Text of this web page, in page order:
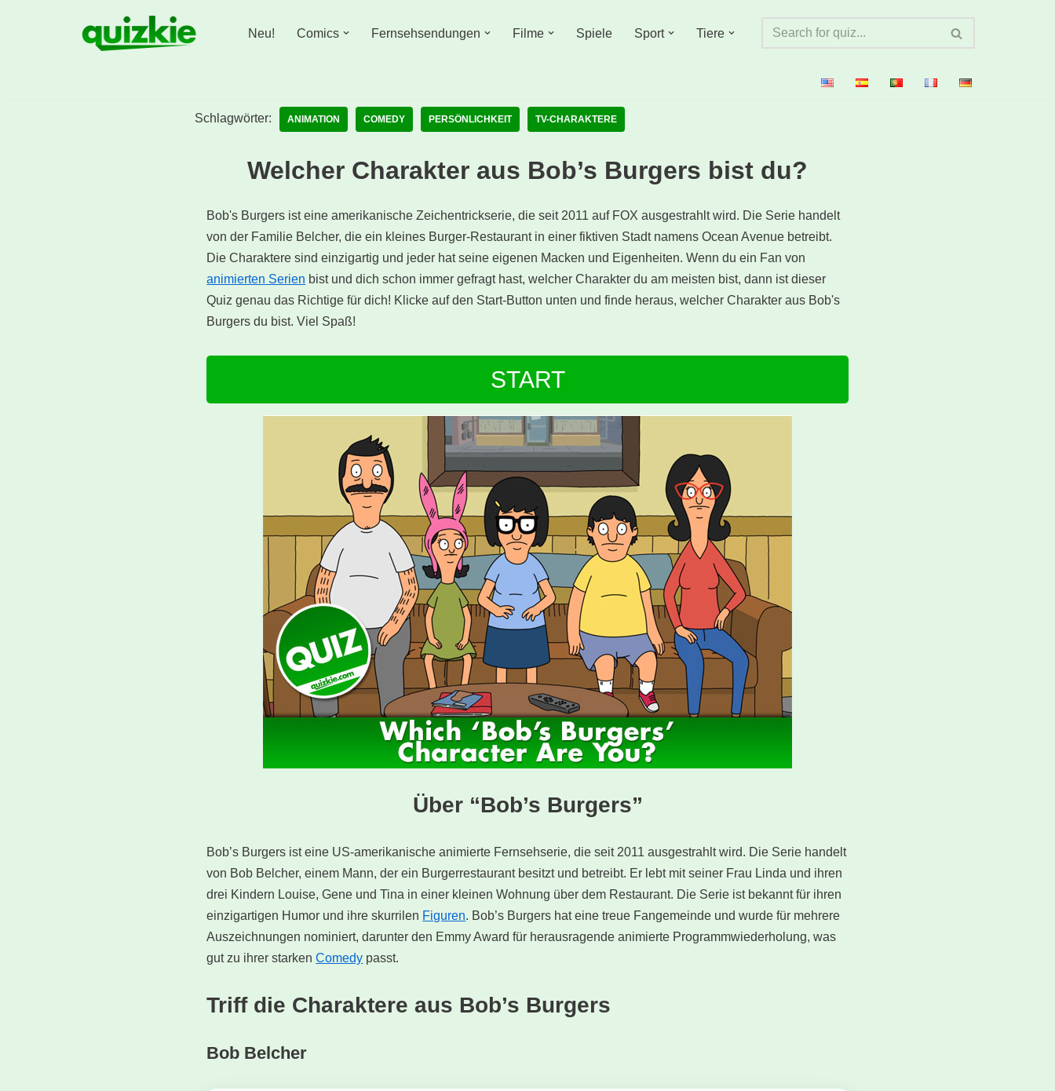
Neu! Comics Fernsehsendungen Filme Spiele Sport Tiere
Schlagwörter: ANIMATION COMEDY PERSÖNLICHKEIT TV-CHARAKTERE
Welcher Charakter aus Bob’s Burgers bist du?
Bob's Burgers ist eine amerikanische Zeichentrickserie, die seit 2011 auf FOX ausgestrahlt wird. Die Serie handelt
von der Familie Belcher, die ein kleines Burger-Restaurant in einer fiktiven Stadt namens Ocean Avenue betreibt.
Die Charaktere sind einzigartig und jeder hat seine eigenen Macken und Eigenheiten. Wenn du ein Fan von
animierten Serien bist und dich schon immer gefragt hast, welcher Charakter du am meisten bist, dann ist dieser
Quiz genau das Richtige für dich! Klicke auf den Start-Button unten und finde heraus, welcher Charakter aus Bob's
Burgers du bist. Viel Spaß!
START
Über “Bob’s Burgers”
Bob’s Burgers ist eine US-amerikanische animierte Fernsehserie, die seit 2011 ausgestrahlt wird. Die Serie handelt
von Bob Belcher, einem Mann, der ein Burgerrestaurant besitzt und betreibt. Er lebt mit seiner Frau Linda und ihren
drei Kindern Louise, Gene und Tina in einer kleinen Wohnung über dem Restaurant. Die Serie ist bekannt für ihren
einzigartigen Humor und ihre skurrilen Figuren. Bob’s Burgers hat eine treue Fangemeinde und wurde für mehrere
Auszeichnungen nominiert, darunter den Emmy Award für herausragende animierte Programmwiederholung, was
gut zu ihrer starkenComedy passt.
Triff die Charaktere aus Bob’s Burgers
Bob Belcher